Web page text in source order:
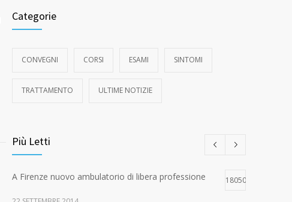
Categorie
CONVEGNI CORSI ESAMI SINTOMI
TRATTAMENTO ULTIME NOTIZIE
Più Letti
A Firenze nuovo ambulatorio di libera professione 18050